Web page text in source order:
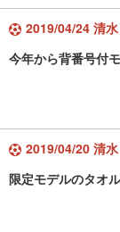
2019/04/24 清
今年から背番号付
2019/04/20 清
限定モデルのタオ